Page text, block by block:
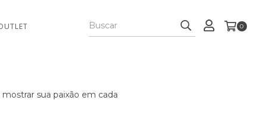
0
sua paixão em cada